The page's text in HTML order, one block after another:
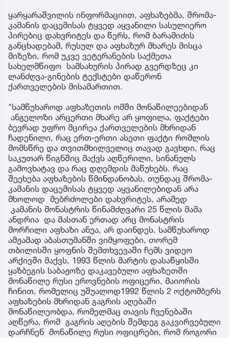
ყარყარაშვილის ინფორმაციით, აფხაზებმა, შრომა-
კამანის დაცემისას ტყვედ აყვანილი სასულიერო
პირებიც დახვრიტეს და წერს, რომ ბარამიძის
განცხადებამ, რუსულ და აფხაზურ მხარეს მისცა
მიზეზი, რომ უკვე ვეტერანების საქმეთა
სახელმწიფო სამსახურის პირად გვერდზეც კი
ლანძღვა-გინების ტექსტები დაწერონ
ქართველების მისამართით.
"სამწუხაროდ აფხაზეთის ომში მონაწილეებიდან
ანგელოზი არცერთი მხარე არ ყოფილა, ფაქტები
ბევრად უფრო მცირეა ქართველების მხრიდან
ჩადენილი, რაც ერთ-ერთი ასეთი ფაქტი რომლის
მომსწრე და თვითმხილველიც თავად გავხდი, რაც
საკუთარ წიგნშიც მაქვს აღწერილი, სინანულს
გამოვხატავ და რაც დღემდის მაწუხებს. რაც
შეეხება აფხაზების წმინდანობას, თუნდაც შრომა-
კამანის დაცემისას ტყვედ აყვანილებიდან არა
მხოლოდ მებრძოლები დახვრიტეს, არამედ
კამანის მონასტრის წინამძღვარი 25 წლის მამა
ანდრია და მასთან ერთად არც მონასტრის
მორჩილი აფხაზი ანუა, არ დაინდეს. სამწუხაროდ
ამჟამად აბასთუმანში ვიმყოფები, თორემ
თბილისში ყოფნის შემთხვევაში ჩემს ვიდეო
არქივში მაქვს, 1993 წლის მარტის დასაწყისში
ყაზბეგის საბაჟოზე დაკავებული აფხაზეთში
მონაწილე რუსი ეროვნების ოფიცერი, მაიორის
ჩინით, რომელიც უშუალოდ1992 წლის 2 ოქტომბერს
აფხაზების მხრიდან გაგრის აღებაში
მონაწილეობდა, რომელმაც თავის ჩვენებაში
აღწერა, რომ გაგრის აღების შემდეგ გაკვირვებული
დარჩნენ მონაწილე რუსი ოფიცრები, რომ როგორი